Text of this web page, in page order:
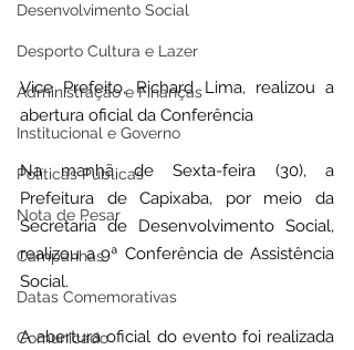
Desenvolvimento Social
Desporto Cultura e Lazer
Administração e Finanças
Institucional e Governo
Políticas Públicas
Nota de Pesar
Campanhas
Datas Comemorativas
Comunicado
Vice Prefeito, Richard Lima, realizou a
abertura oficial da Conferência
Na manhã de Sexta-feira (30), a
Prefeitura de Capixaba, por meio da
Secretaria de Desenvolvimento Social,
realizou a 9ª Conferência de Assistência
Social.
A abertura oficial do evento foi realizada